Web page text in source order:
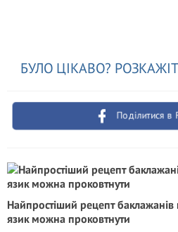
БУЛО ЦІКАВО?
Поділитися в
Найпростіший рецепт
язик можна проковтнути